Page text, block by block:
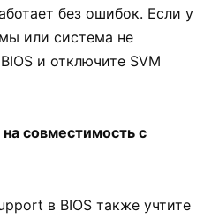
без ошибок. Если у
или система не
и отключите SVM
совместимость с
в BIOS также учтите